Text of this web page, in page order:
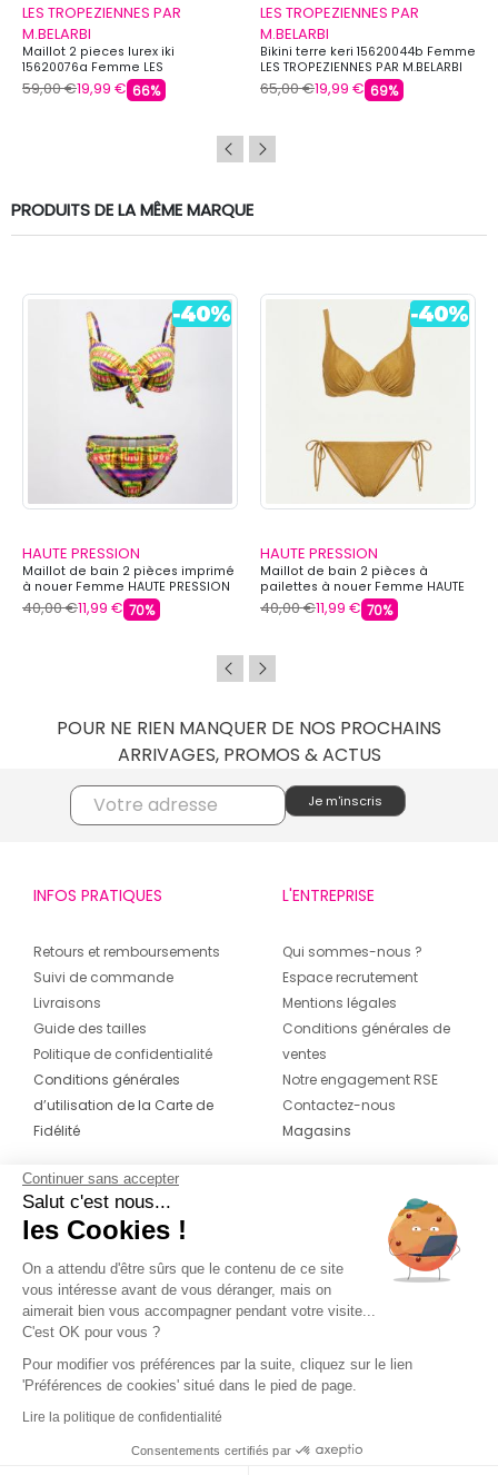
LES TROPEZIENNES PAR
M.BELARBI
Maillot 2 pieces lurex iki
15620076a Femme LES
TROPEZIENNES PAR M.BELARBI
59,00 €19,99 € 66%
LES TROPEZIENNES PAR
M.BELARBI
Bikini terre keri 15620044b Femme
LES TROPEZIENNES PAR M.BELARBI
65,00 €19,99 € 69%
PRODUITS DE LA MÊME MARQUE
HAUTE PRESSION
Maillot de bain 2 pièces imprimé
à nouer Femme HAUTE PRESSION
40,00 €11,99 € 70%
HAUTE PRESSION
Maillot de bain 2 pièces à
pailettes à nouer Femme HAUTE
PRESSION
40,00 €11,99 € 70%
POUR NE RIEN MANQUER DE NOS PROCHAINS
ARRIVAGES, PROMOS & ACTUS
INFOS PRATIQUES
Retours et remboursements
Suivi de commande
Livraisons
Guide des tailles
Politique de confidentialité
Conditions générales
d’utilisation de la Carte de
Fidélité
L'ENTREPRISE
Qui sommes-nous ?
Espace recrutement
Mentions légales
Conditions générales de
ventes
Notre engagement RSE
Contactez-nous
Magasins
CONTACT
04 42 20 78 42
Du lundi au jeudi de 8h30 à 16h30 & le
vendredi de 8h30 à 15h30
Continuer sans accepter
Salut c'est nous...
les Cookies !
On a attendu d'être sûrs que le contenu de ce site
vous intéresse avant de vous déranger, mais on
aimerait bien vous accompagner pendant votre visite...
C'est OK pour vous ?
Pour modifier vos préférences par la suite, cliquez sur le lien
'Préférences de cookies' situé dans le pied de page.
Lire la politique de confidentialité
Consentements certifiés par